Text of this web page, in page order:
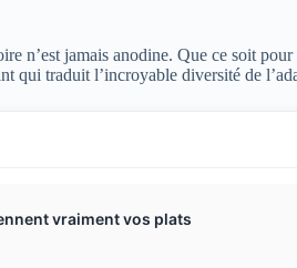
n’est jamais anodine. Que ce soit
qui traduit l’incroyable diversité de
vraiment vos plats